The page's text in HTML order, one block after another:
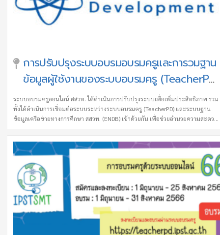
การปรับปรุงระบบอบรมอบรมครูและการวมฐาน
ข้อมูลผู้ใช้งานของระบบอบรมครู (TeacherPD)
และระบบฐานข้อมูลเครือข่ายทางการศึกษา
สสวท. (ENDB) เข้าด้วยกัน
ระบบอบรมครูออนไลน์ สสวท. ได้ดำเนินการปรับปรุงระบบเพื่อเพิ่มประสิทธิภาพ รวม
ทั้งได้ดำเนินการเชื่อมต่อระบบระหว่างระบบอบรมครู (TeacherPD) และระบบฐาน
ข้อมูลเครือข่ายทางการศึกษา สสวท. (ENDB) เข้าด้วยกัน เพื่อช่วยอำนวยความสะดวก
ท่านพบปัญหาการอัปเดตหรือล็อคอินเข้าสู่ระบบ กรุณาแจ้งรายละเอียดปัญหาที่อีเมล
teacherpd@ipst.ac.th หรือ endb@ipst.ac.th สำหรับท่านที่สนใจเข้าอบรมหลักสูตร
ออนไลน์ของ สสวท. และยังไม่ได้เป็นสมาชิกระบบ …